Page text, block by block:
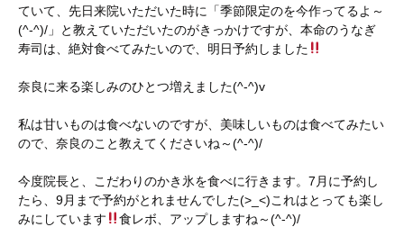
ていて、先日来院いただいた時に「季節限定のを今作ってるよ～
(^-^)/」と教えていただいたのがきっかけですが、本命のうなぎ
寿司は、絶対食べてみたいので、明日予約しました
奈良に来る楽しみのひとつ増えました(^-^)v
私は甘いものは食べないのですが、美味しいものは食べてみたい
ので、奈良のこと教えてくださいね～(^-^)/
今度院長と、こだわりのかき氷を食べに行きます。7月に予約し
たら、9月まで予約がとれませんでした(>_<)これはとっても楽し
みにしています
食レボ、アップしますね～(^-^)/